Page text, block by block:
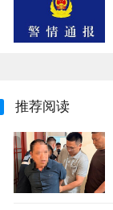
推荐阅读